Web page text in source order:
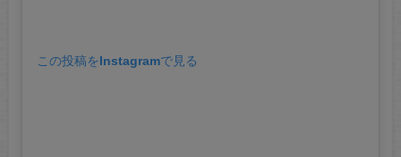
この投稿をInstagramで見る